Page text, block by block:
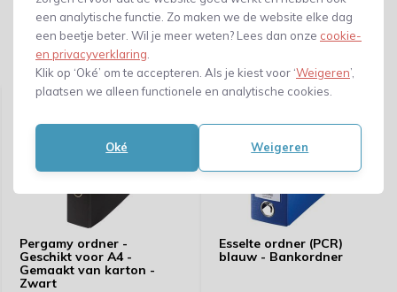
een analytische functie. Zo maken we de website elke dag
een beetje beter. Wil je meer weten? Lees dan onze cookie-
en privacyverklaring
Klik op ‘Oké’ om te accepteren. Als je kiest voor ‘Weigeren’,
plaatsen we alleen functionele en analytische cookies.
Oké Weigeren
Gerelateerde producten
Pergamy ordner -
Geschikt voor A4 -
Gemaakt van karton -
Zwart
Esselte ordner (PCR)
blauw - Bankordner